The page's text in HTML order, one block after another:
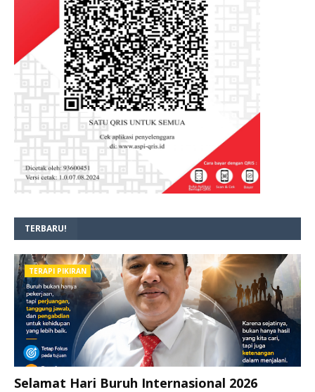
TERBARU!
TERAPI PIKIRAN
Selamat Hari Buruh Internasional 2026